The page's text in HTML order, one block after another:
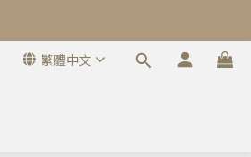
繁體中文